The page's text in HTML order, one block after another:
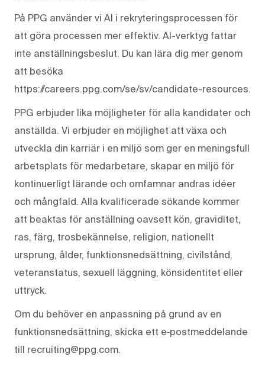
På PPG använder vi AI i rekryteringsprocessen för
att göra processen mer effektiv. AI-verktyg fattar
inte anställningsbeslut. Du kan lära dig mer genom
att besöka
https://careers.ppg.com/se/sv/candidate-resources.
PPG erbjuder lika möjligheter för alla kandidater och
anställda. Vi erbjuder en möjlighet att växa och
utveckla din karriär i en miljö som ger en meningsfull
arbetsplats för medarbetare, skapar en miljö för
kontinuerligt lärande och omfamnar andras idéer
och mångfald. Alla kvalificerade sökande kommer
att beaktas för anställning oavsett kön, graviditet,
ras, färg, trosbekännelse, religion, nationellt
ursprung, ålder, funktionsnedsättning, civilstånd,
veteranstatus, sexuell läggning, könsidentitet eller
uttryck.
Om du behöver en anpassning på grund av en
funktionsnedsättning, skicka ett e‑postmeddelande
till recruiting@ppg.com.